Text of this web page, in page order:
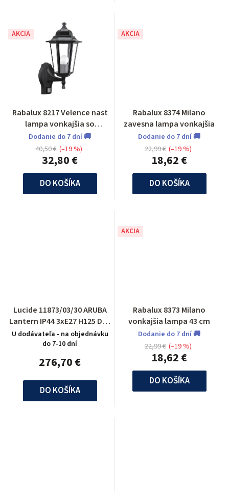
AKCIA
Rabalux 8217 Velence nast
lampa vonkajšia so
senzorom
Dodanie do 7 dní 🚚
32,80 €
40,50 € (–19 %)
DO KOŠÍKA
AKCIA
Rabalux 8374 Milano
zavesna lampa vonkajšia
Dodanie do 7 dní 🚚
18,62 €
22,99 € (–19 %)
DO KOŠÍKA
Lucide 11873/03/30 ARUBA
Lantern IP44 3xE27 H125 D65
Black
U dodávateľa - na objednávku
do 7-10 dní
276,70 €
DO KOŠÍKA
AKCIA
Rabalux 8373 Milano
vonkajšia lampa 43 cm
Dodanie do 7 dní 🚚
18,62 €
22,99 € (–19 %)
DO KOŠÍKA